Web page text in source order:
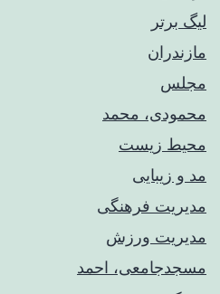
لیگ برتر
مازندران
مجلس
محمودی، محمد
محیط زیست
مد و زیبایی
مدیریت فرهنگی
مدیریت ورزش
مسجدجامعی، احمد